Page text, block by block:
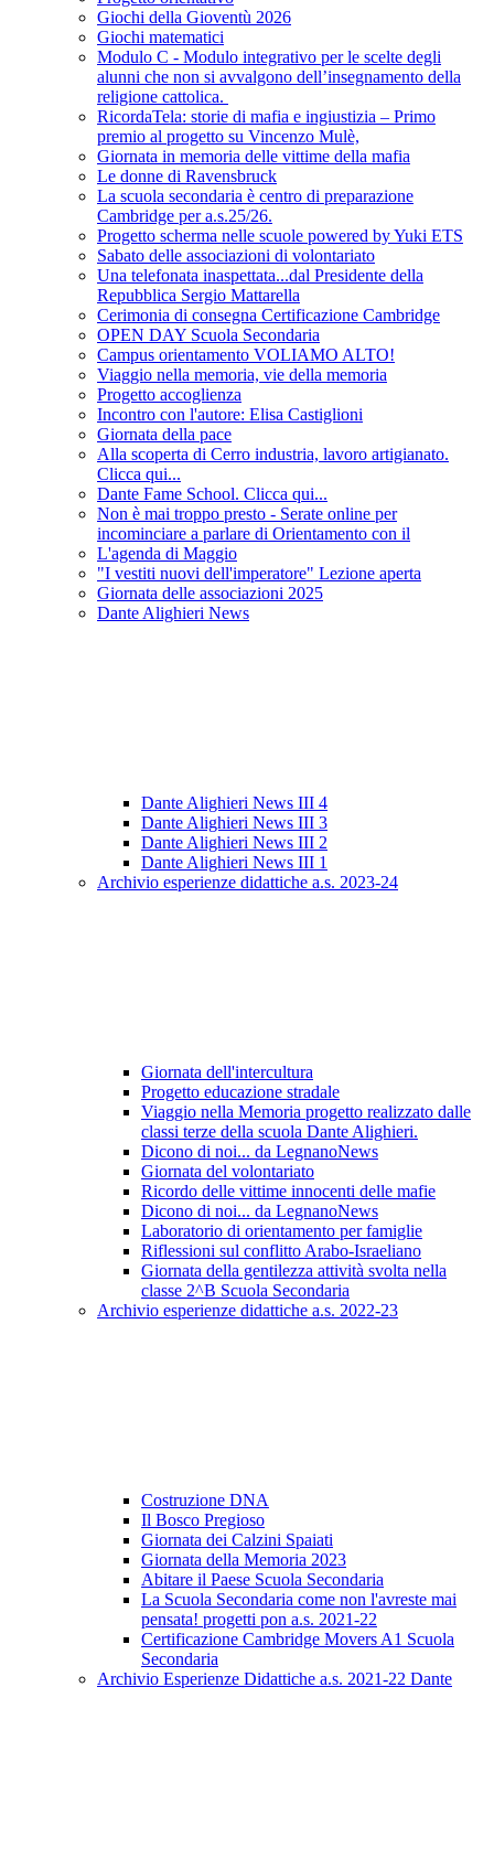
Giochi della Gioventù 2026
Giochi matematici
Modulo C - Modulo integrativo per le scelte degli
alunni che non si avvalgono dell’insegnamento della
religione cattolica.
RicordaTela: storie di mafia e ingiustizia – Primo
premio al progetto su Vincenzo Mulè,
Giornata in memoria delle vittime della mafia
Le donne di Ravensbruck
La scuola secondaria è centro di preparazione
Cambridge per a.s.25/26.
Progetto scherma nelle scuole powered by Yuki ETS
Sabato delle associazioni di volontariato
Una telefonata inaspettata...dal Presidente della
Repubblica Sergio Mattarella
Cerimonia di consegna Certificazione Cambridge
OPEN DAY Scuola Secondaria
Campus orientamento VOLIAMO ALTO!
Viaggio nella memoria, vie della memoria
Progetto accoglienza
Incontro con l'autore: Elisa Castiglioni
Giornata della pace
Alla scoperta di Cerro industria, lavoro artigianato.
Clicca qui...
Dante Fame School. Clicca qui...
Non è mai troppo presto - Serate online per
incominciare a parlare di Orientamento con il
L'agenda di Maggio
"I vestiti nuovi dell'imperatore" Lezione aperta
Giornata delle associazioni 2025
Dante Alighieri News
Dante Alighieri News III 4
Dante Alighieri News III 3
Dante Alighieri News III 2
Dante Alighieri News III 1
Archivio esperienze didattiche a.s. 2023-24
Giornata dell'intercultura
Progetto educazione stradale
Viaggio nella Memoria progetto realizzato dalle
classi terze della scuola Dante Alighieri.
Dicono di noi... da LegnanoNews
Giornata del volontariato
Ricordo delle vittime innocenti delle mafie
Dicono di noi... da LegnanoNews
Laboratorio di orientamento per famiglie
Riflessioni sul conflitto Arabo-Israeliano
Giornata della gentilezza attività svolta nella
classe 2^B Scuola Secondaria
Archivio esperienze didattiche a.s. 2022-23
Costruzione DNA
Il Bosco Pregioso
Giornata dei Calzini Spaiati
Giornata della Memoria 2023
Abitare il Paese Scuola Secondaria
La Scuola Secondaria come non l'avreste mai
pensata! progetti pon a.s. 2021-22
Certificazione Cambridge Movers A1 Scuola
Secondaria
Archivio Esperienze Didattiche a.s. 2021-22 Dante